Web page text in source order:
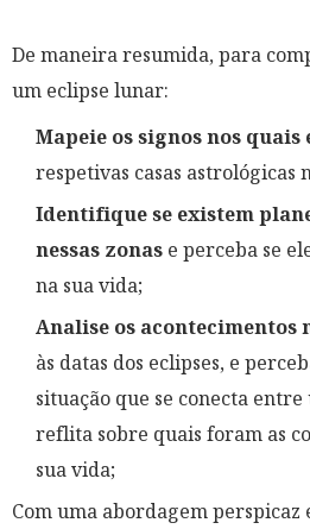
De maneira resumida, para
um eclipse lunar:
Mapeie os signos nos quais
respetivas casas astrológicas
Identifique se existem
nessas zonas e perceba se
na sua vida;
Analise os acontecimentos
às datas dos eclipses, e
situação que se conecta
reflita sobre quais foram as
sua vida;
Com uma abordagem perspicaz